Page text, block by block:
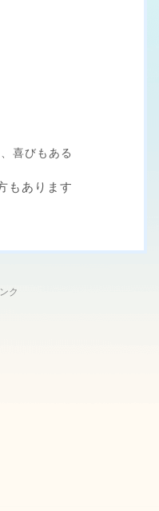
喜びもある
もあります
ク